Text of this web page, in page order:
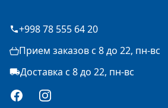
+998 78 555 64 20
Прием заказов с 8 до 22, пн-вс
Доставка с 8 до 22, пн-вс
FacebookInstagram